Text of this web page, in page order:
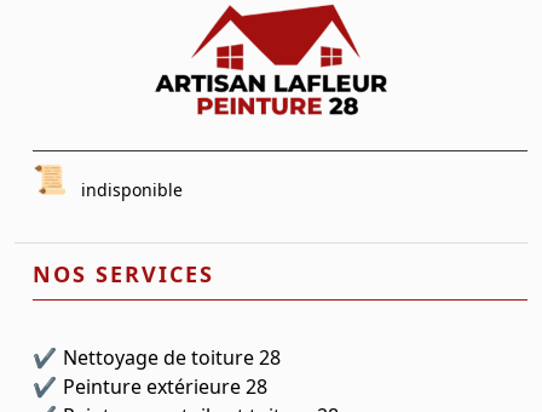
indisponible
NOS SERVICES
Nettoyage de toiture 28
Peinture extérieure 28